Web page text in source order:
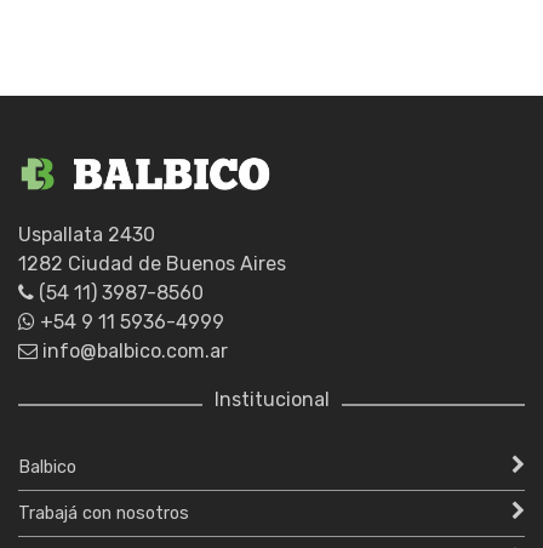
Uspallata 2430
1282 Ciudad de Buenos Aires
(54 11) 3987-8560
+54 9 11 5936-4999
info@balbico.com.ar
Institucional
Balbico
Trabajá con nosotros